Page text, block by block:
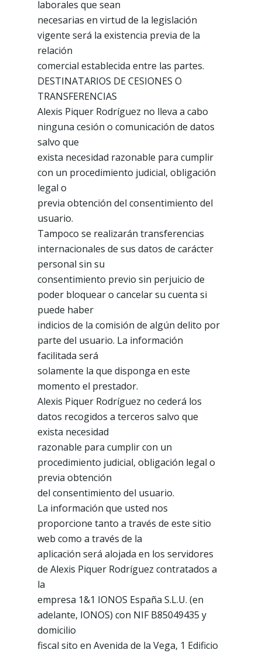
laborales que sean
necesarias en virtud de la legislación
vigente será la existencia previa de la
relación
comercial establecida entre las partes.
DESTINATARIOS DE CESIONES O
TRANSFERENCIAS
Alexis Piquer Rodríguez no lleva a cabo
ninguna cesión o comunicación de datos
salvo que
exista necesidad razonable para cumplir
con un procedimiento judicial, obligación
legal o
previa obtención del consentimiento del
usuario.
Tampoco se realizarán transferencias
internacionales de sus datos de carácter
personal sin su
consentimiento previo sin perjuicio de
poder bloquear o cancelar su cuenta si
puede haber
indicios de la comisión de algún delito por
parte del usuario. La información
facilitada será
solamente la que disponga en este
momento el prestador.
Alexis Piquer Rodríguez no cederá los
datos recogidos a terceros salvo que
exista necesidad
razonable para cumplir con un
procedimiento judicial, obligación legal o
previa obtención
del consentimiento del usuario.
La información que usted nos
proporcione tanto a través de este sitio
web como a través de la
aplicación será alojada en los servidores
de Alexis Piquer Rodríguez contratados a
la
empresa 1&1 IONOS España S.L.U. (en
adelante, IONOS) con NIF B85049435 y
domicilio
fiscal sito en Avenida de la Vega, 1 Edificio